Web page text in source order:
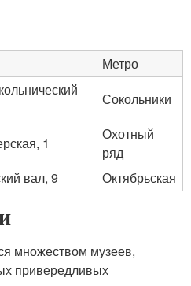
Метро
Сокольники
1
Охотный
ряд
вал, 9 Октябрьская
множеством музеев,
привередливых